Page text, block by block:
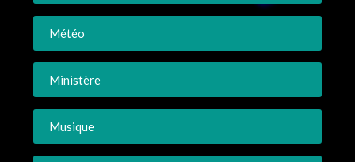
Météo
Ministère
Musique